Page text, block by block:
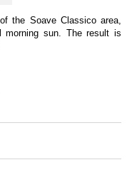
the Soave Classico area,
sun. The result is